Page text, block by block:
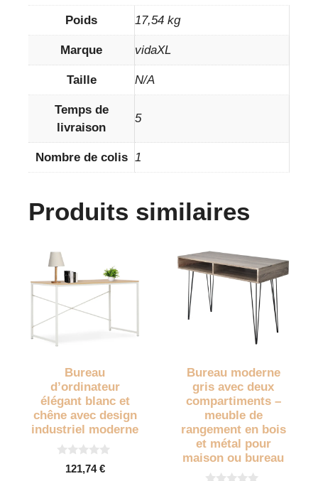
Poids 17,54 kg
Marque vidaXL
Taille N/A
Temps de
livraison
5
Nombre de colis 1
Produits similaires
Bureau
d’ordinateur
élégant blanc et
chêne avec design
industriel moderne
s121,74€
Bureau moderne
gris avec deux
compartiments –
meuble de
rangement en bois
et métal pour
maison ou bureau